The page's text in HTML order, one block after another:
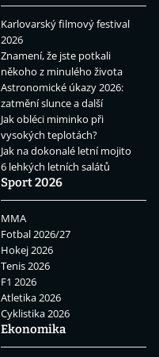
Karlovarský filmový festival
2026
Znamení, že jste potkali
někoho z minulého života
Astronomické úkazy 2026:
zatmění slunce a další
Jak obléci miminko při
vysokých teplotách?
Jak na dokonalé letní mojito
6 lehkých letních salátů
Sport 2026
MMA
Fotbal 2026/27
Hokej 2026
Tenis 2026
F1 2026
Atletika 2026
Cyklistika 2026
Ekonomika